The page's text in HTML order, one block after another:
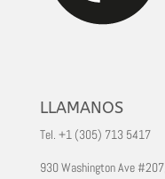
LLAMANOS
Tel. +1 (305) 713 5417
930 Washington Ave